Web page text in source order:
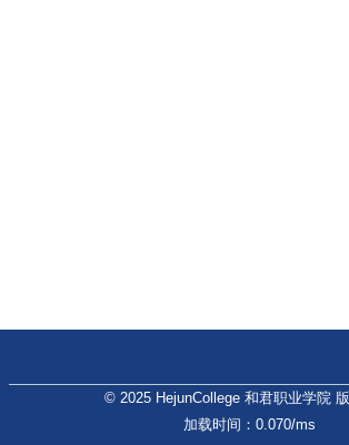
© 2025 HejunCollege 和君职业学院
加载时间：0.070/ms